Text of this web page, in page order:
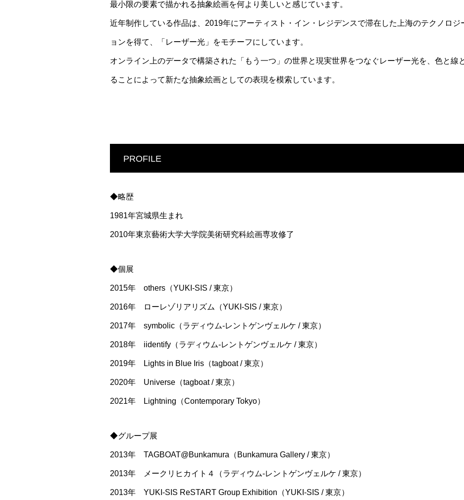
最小限の要素で描かれる抽象絵画を何より美しいと感じています。
近年制作している作品は、2019年にアーティスト・イン・レジデンスで滞在した上海のテクノロジ
ョンを得て、「レーザー光」をモチーフにしています。
オンライン上のデータで構築された「もう一つ」の世界と現実世界をつなぐレーザー光を、色と線
ることによって新たな抽象絵画としての表現を模索しています。
PROFILE
◆略歴
1981年宮城県生まれ
2010年東京藝術大学大学院美術研究科絵画専攻修了
◆個展
2015年 others（YUKI-SIS / 東京）
2016年 ローレゾリアリズム（YUKI-SIS / 東京）
2017年 symbolic（ラディウム-レントゲンヴェルケ / 東京）
2018年 iidentify（ラディウム-レントゲンヴェルケ / 東京）
2019年 Lights in Blue Iris（tagboat / 東京）
2020年 Universe（tagboat / 東京）
2021年 Lightning（Contemporary Tokyo）
◆グループ展
2013年 TAGBOAT@Bunkamura（Bunkamura Gallery / 東京）
2013年 メークリヒカイト４（ラディウム-レントゲンヴェルケ / 東京）
2013年 YUKI-SIS ReSTART Group Exhibition（YUKI-SIS / 東京）